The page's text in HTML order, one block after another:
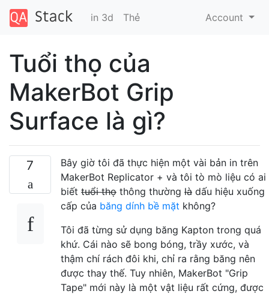
in 3d Thẻ Account
Tuổi thọ của
MakerBot Grip
Surface là gì?
7
Bây giờ tôi đã thực hiện một vài bản in trên
MakerBot Replicator + và tôi tò mò liệu có ai
biết tuổi thọ thông thường là dấu hiệu xuống
cấp của băng dính bề mặt không?
Tôi đã từng sử dụng băng Kapton trong quá
khứ. Cái nào sẽ bong bóng, trầy xước, và
thậm chí rách đôi khi, chỉ ra rằng băng nên
được thay thế. Tuy nhiên, MakerBot "Grip
Tape" mới này là một vật liệu rất cứng, được